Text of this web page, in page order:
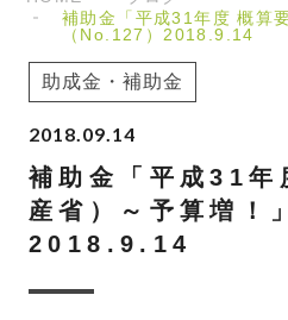
補助金「平成31年度 概算
（No.127）2018.9.14
助成金・補助金
2018.09.14
補助金「平成31年
産省）～予算増！
2018.9.14